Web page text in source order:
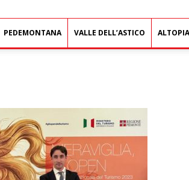
PEDEMONTANA VALLE DELL’ASTICO